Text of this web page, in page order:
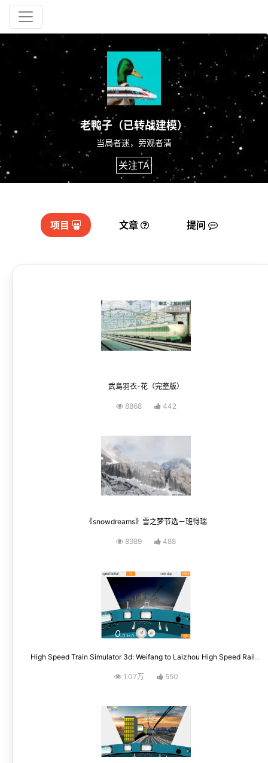
老鸭子（已转战建模）
当局者迷，旁观者清
关注TA
项目 文章 提问
武島羽衣-花（完整版）
8868 442
《snowdreams》雪之梦节选－班得瑞
8989 488
High Speed ​​Train Simulator 3d: Weifang to Laizhou High Speed ​​Railway
1.07万 550